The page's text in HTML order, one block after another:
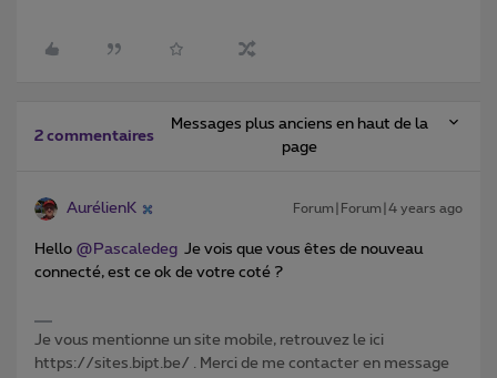
2 commentaires
Messages plus anciens en haut de la
page
AurélienK Forum|Forum|4 years ago
Hello @Pascaledeg Je vois que vous êtes de nouveau
connecté, est ce ok de votre coté ?
Je vous mentionne un site mobile, retrouvez le ici
https://sites.bipt.be/ . Merci de me contacter en message